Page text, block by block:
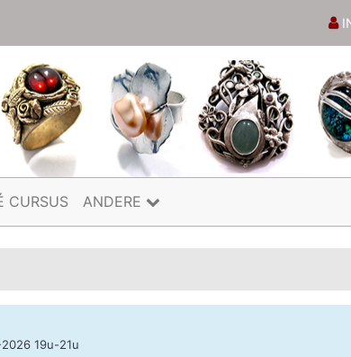
CURSUS ANDERE
19u-21u